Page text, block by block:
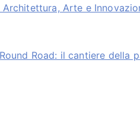
Architettura, Arte e
Road: il cantiere della